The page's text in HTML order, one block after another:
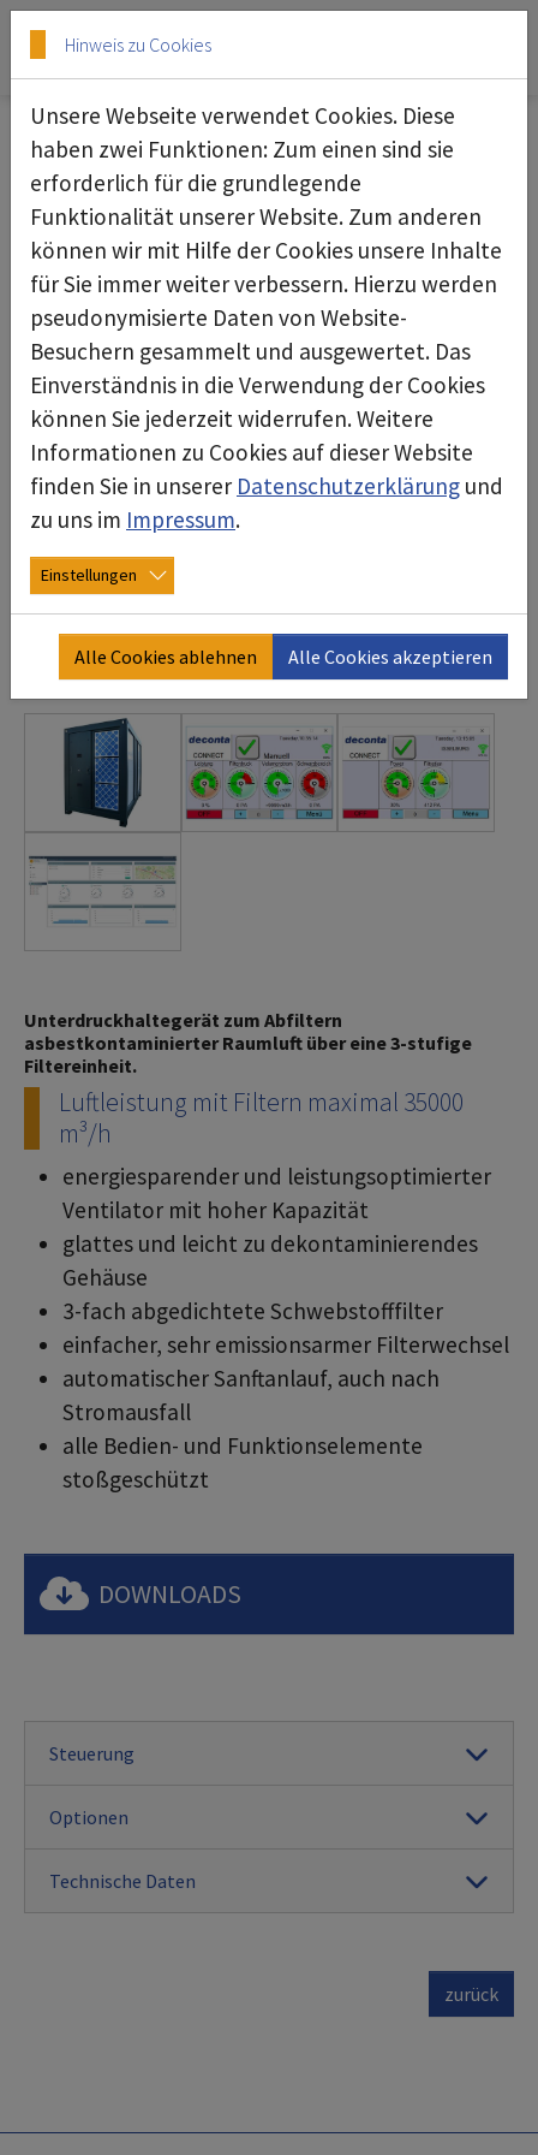
Skip to main content
Skip to page footer
Unterdruckhaltegerät deconta green
dec G600
Unterdruckhaltegerät zum Abfiltern
asbestkontaminierter Raumluft über eine 3-stufige
Filtereinheit.
Luftleistung mit Filtern maximal 35000
m³/h
energiesparender und leistungsoptimierter
Ventilator mit hoher Kapazität
glattes und leicht zu dekontaminierendes
Gehäuse
3-fach abgedichtete Schwebstofffilter
einfacher, sehr emissionsarmer Filterwechsel
automatischer Sanftanlauf, auch nach
Stromausfall
alle Bedien- und Funktionselemente
stoßgeschützt
DOWNLOADS
Steuerung
Optionen
Technische Daten
zurück
Hinweis zu Cookies
Unsere Webseite verwendet Cookies. Diese
haben zwei Funktionen: Zum einen sind sie
erforderlich für die grundlegende
Funktionalität unserer Website. Zum anderen
können wir mit Hilfe der Cookies unsere Inhalte
für Sie immer weiter verbessern. Hierzu werden
pseudonymisierte Daten von Website-
Besuchern gesammelt und ausgewertet. Das
Einverständnis in die Verwendung der Cookies
können Sie jederzeit widerrufen. Weitere
Informationen zu Cookies auf dieser Website
finden Sie in unserer Datenschutzerklärung und
zu uns im Impressum.
Einstellungen
Alle Cookies ablehnen Alle Cookies akzeptieren